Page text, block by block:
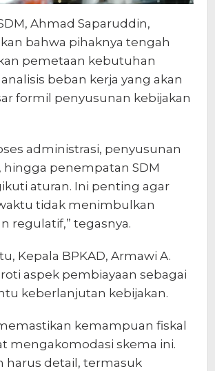
Ahmad Saparuddin,
bahwa pihaknya tengah
pemetaan kebutuhan
beban kerja yang akan
formil penyusunan kebijakan
administrasi, penyusunan
hingga penempatan SDM
aturan. Ini penting agar
tidak menimbulkan
regulatif,” tegasnya.
Kepala BPKAD, Armawi A.
aspek pembiayaan sebagai
keberlanjutan kebijakan.
kemampuan fiskal
mengakomodasi skema ini.
harus detail, termasuk